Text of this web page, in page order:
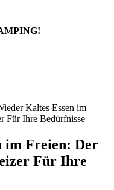
Kaltes Essen im
Für Ihre Bedürfnisse
im Freien: Der
Für Ihre